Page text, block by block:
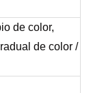
de color,
de color /